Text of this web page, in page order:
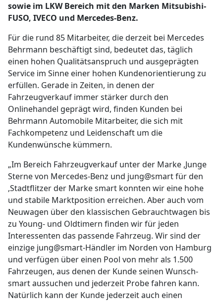
sowie im LKW Bereich mit den Marken Mitsubishi-
FUSO, IVECO und Mercedes-Benz.
Für die rund 85 Mitarbeiter, die derzeit bei Mercedes
Behrmann beschäftigt sind, bedeutet das, täglich
einen hohen Qualitätsanspruch und ausgeprägten
Service im Sinne einer hohen Kundenorientierung zu
erfüllen. Gerade in Zeiten, in denen der
Fahrzeugverkauf immer stärker durch den
Onlinehandel geprägt wird, finden Kunden bei
Behrmann Automobile Mitarbeiter, die sich mit
Fachkompetenz und Leidenschaft um die
Kundenwünsche kümmern.
„Im Bereich Fahrzeugverkauf unter der Marke ,Junge
Sterne von Mercedes-Benz und jung@smart für den
,Stadtflitzer der Marke smart konnten wir eine hohe
und stabile Marktposition erreichen. Aber auch vom
Neuwagen über den klassischen Gebrauchtwagen bis
zu Young- und Oldtimern finden wir für jeden
Interessenten das passende Fahrzeug. Wir sind der
einzige jung@smart-Händler im Norden von Hamburg
und verfügen über einen Pool von mehr als 1.500
Fahrzeugen, aus denen der Kunde seinen Wunsch-
smart aussuchen und jederzeit Probe fahren kann.
Natürlich kann der Kunde jederzeit auch einen